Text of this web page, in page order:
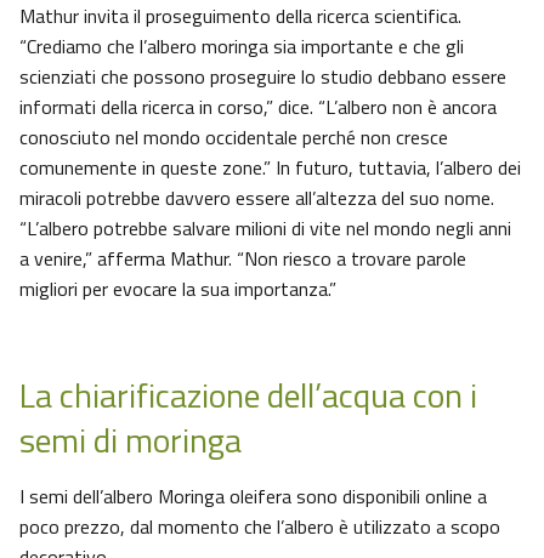
Mathur invita il proseguimento della ricerca scientifica.
“Crediamo che l’albero moringa sia importante e che gli
scienziati che possono proseguire lo studio debbano essere
informati della ricerca in corso,” dice. “L’albero non è ancora
conosciuto nel mondo occidentale perché non cresce
comunemente in queste zone.” In futuro, tuttavia, l’albero dei
miracoli potrebbe davvero essere all’altezza del suo nome.
“L’albero potrebbe salvare milioni di vite nel mondo negli anni
a venire,” afferma Mathur. “Non riesco a trovare parole
migliori per evocare la sua importanza.”
La chiarificazione dell’acqua con i
semi di moringa
I semi dell’albero Moringa oleifera sono disponibili online a
poco prezzo, dal momento che l’albero è utilizzato a scopo